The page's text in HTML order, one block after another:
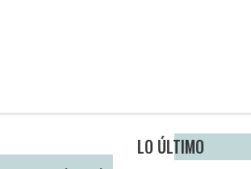
LO ÚLTIMO